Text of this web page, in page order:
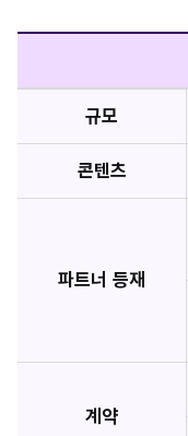
규모
콘텐츠
파트너 등재
계약